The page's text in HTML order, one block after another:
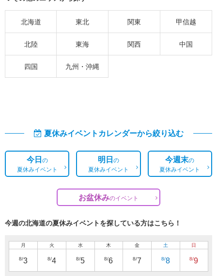
北海道 東北 関東 甲信越
北陸 東海 関西 中国
四国 九州・沖縄
夏休みイベントカレンダーから絞り込む
今日の
夏休みイベント
明日の
夏休みイベント
今週末の
夏休みイベント
お盆休みのイベント
今週の北海道の夏休みイベントを探している方はこちら！
月
8/3
火
8/4
水
8/5
木
8/6
金
8/7
土
8/8
日
8/9